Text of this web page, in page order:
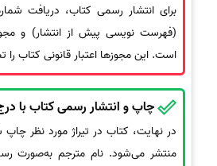
(فهرست نویسی پیش از انتشار) و
است. این مجوزها اعتبار قانونی کتاب
چاپ و انتشار رسمی کتاب با
در نهایت، کتاب در تیراژ مورد نظر
منتشر می‌شود. نام مترجم به‌صورت